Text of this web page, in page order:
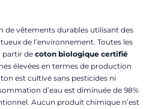
de vêtements durables utilisant des
de l’environnement. Toutes les
partir de coton biologique certifié
élevées en termes de production
est cultivé sans pesticides ni
d’eau est diminuée de 98%
Aucun produit chimique n’est